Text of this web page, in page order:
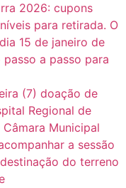
2026: cupons
para retirada. O
15 de janeiro de
a passo para
(7) doação de
Regional de
Municipal
a sessão
do terreno